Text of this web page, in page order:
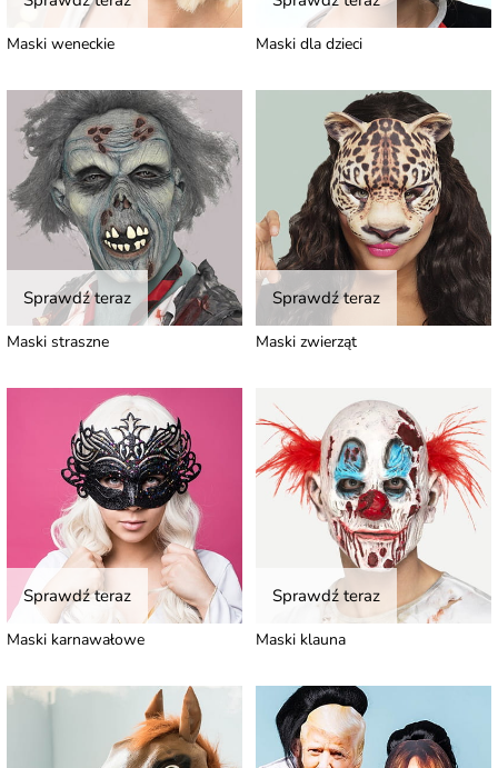
Maski weneckie Maski dla dzieci
Sprawdź teraz
Maski straszne
Sprawdź teraz
Maski zwierząt
Sprawdź teraz
Maski karnawałowe
Sprawdź teraz
Maski klauna